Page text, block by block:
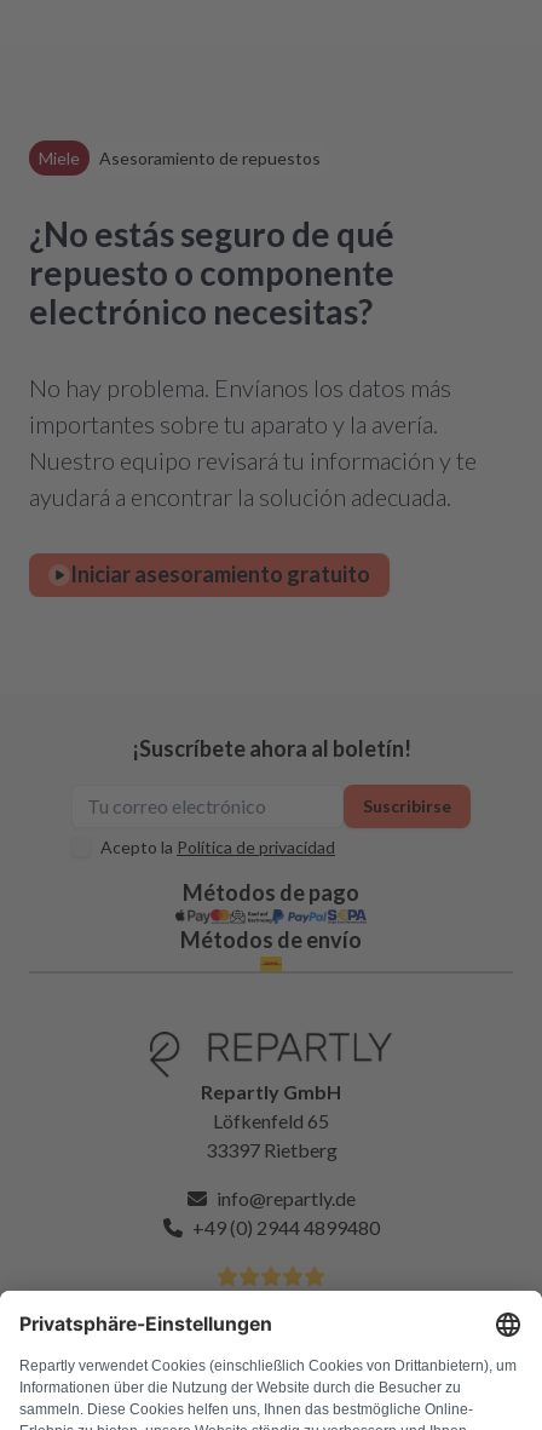
Miele Asesoramiento de repuestos
¿No estás seguro de qué
repuesto o componente
electrónico necesitas?
No hay problema. Envíanos los datos más
importantes sobre tu aparato y la avería.
Nuestro equipo revisará tu información y te
ayudará a encontrar la solución adecuada.
Iniciar asesoramiento gratuito
¡Suscríbete ahora al boletín!
Acepto la Política de privacidad
Suscribirse
Métodos de pago
Métodos de envío
Repartly GmbH
Löfkenfeld 65
33397 Rietberg
info@repartly.de
+49 (0) 2944 4899480